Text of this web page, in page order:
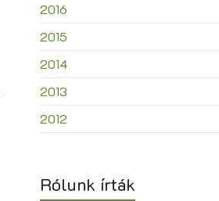
2016
2015
2014
2013
2012
Rólunk írták